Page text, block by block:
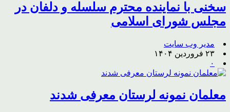
سخنی با نماینده محترم سلسله و دلفان در
مجلس شورای اسلامی
مدیر وب سایت
۲۳ فروردین ۱۴۰۴
۰
معلمان نمونه لرستان معرفی شدند